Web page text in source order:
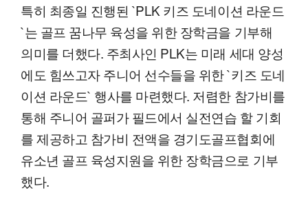
특히 최종일 진행된 `PLK 키즈 도네이션 라운드
`는 골프 꿈나무 육성을 위한 장학금을 기부해
의미를 더했다. 주최사인 PLK는 미래 세대 양성
에도 힘쓰고자 주니어 선수들을 위한 `키즈 도네
이션 라운드` 행사를 마련했다. 저렴한 참가비를
통해 주니어 골퍼가 필드에서 실전연습 할 기회
를 제공하고 참가비 전액을 경기도골프협회에
유소년 골프 육성지원을 위한 장학금으로 기부
했다.